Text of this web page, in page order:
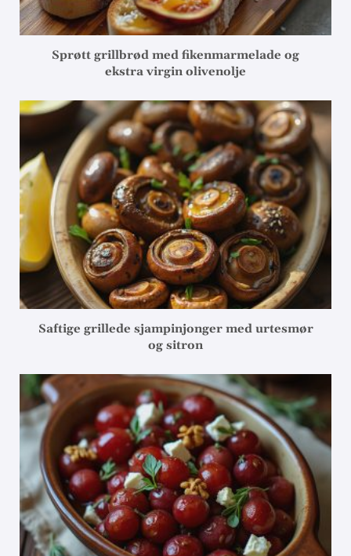
Sprøtt grillbrød med fikenmarmelade og
ekstra virgin olivenolje
Saftige grillede sjampinjonger med urtesmør
og sitron